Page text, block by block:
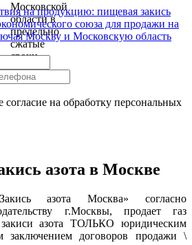
на обработку персональных
азота в Москве
азота Москва» согласно
г.Москвы, продает газ
азота ТОЛЬКО юридическим
заключением договоров продажи \